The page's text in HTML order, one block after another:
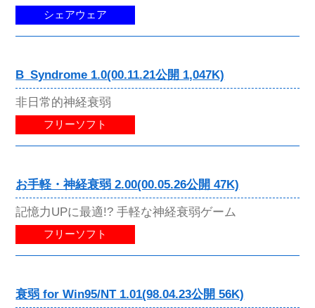
シェアウェア
B_Syndrome 1.0(00.11.21公開 1,047K)
非日常的神経衰弱
フリーソフト
お手軽・神経衰弱 2.00(00.05.26公開 47K)
記憶力UPに最適!? 手軽な神経衰弱ゲーム
フリーソフト
衰弱 for Win95/NT 1.01(98.04.23公開 56K)